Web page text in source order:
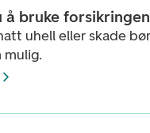
å bruke
uhell eller skade
mulig.